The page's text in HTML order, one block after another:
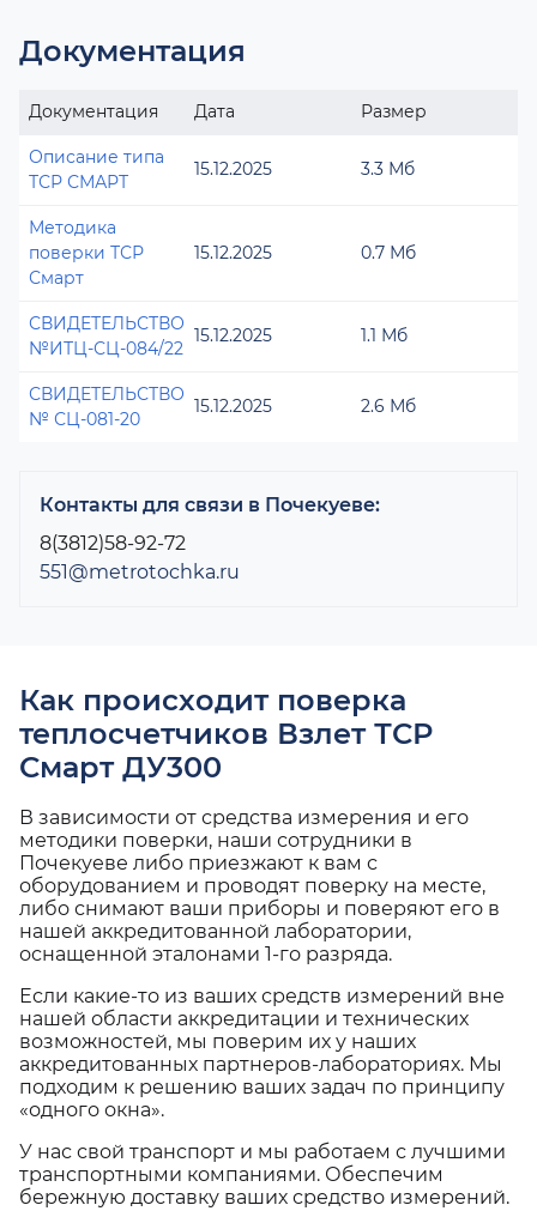
Документация
Документация Дата Размер
Описание типа
ТСР СМАРТ
15.12.2025 3.3 Мб
Методика
поверки ТСР
Смарт
15.12.2025 0.7 Мб
СВИДЕТЕЛЬСТВО
№ИТЦ-СЦ-084/22
15.12.2025 1.1 Мб
СВИДЕТЕЛЬСТВО
№ СЦ-081-20
15.12.2025 2.6 Мб
Контакты для связи в Почекуеве:
8(3812)58-92-72
551@metrotochka.ru
Как происходит поверка
теплосчетчиков Взлет ТСР
Смарт ДУ300
В зависимости от средства измерения и его
методики поверки, наши сотрудники в
Почекуеве либо приезжают к вам с
оборудованием и проводят поверку на месте,
либо снимают ваши приборы и поверяют его в
нашей аккредитованной лаборатории,
оснащенной эталонами 1-го разряда.
Если какие-то из ваших средств измерений вне
нашей области аккредитации и технических
возможностей, мы поверим их у наших
аккредитованных партнеров-лабораториях. Мы
подходим к решению ваших задач по принципу
«одного окна».
У нас свой транспорт и мы работаем с лучшими
транспортными компаниями. Обеспечим
бережную доставку ваших средство измерений.